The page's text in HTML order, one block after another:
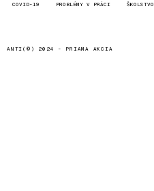
COVID-19 PROBLÉMY V PRÁCI ŠKOLSTVO
ANTI(©) 2024 - PRIAMA AKCIA